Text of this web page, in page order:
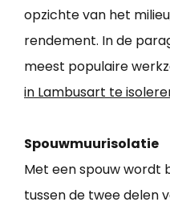
opzichte van het
rendement. In de
meest populaire
in Lambusart te
Spouwmuurisolatie
Met een spouw wordt
tussen de twee delen